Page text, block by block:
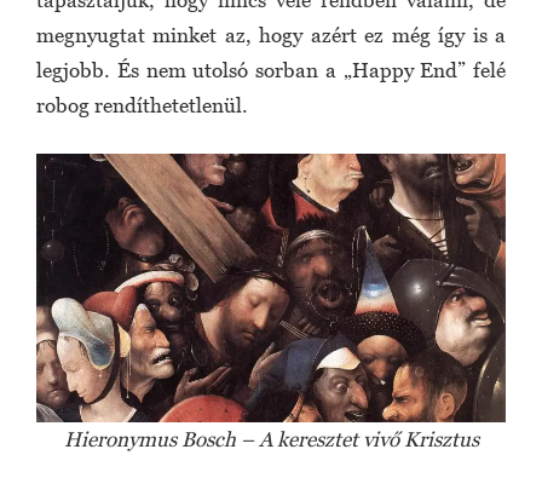
megnyugtat minket az, hogy azért ez még így is a
legjobb. És nem utolsó sorban a „Happy End” felé
robog rendíthetetlenül.
Hieronymus Bosch – A keresztet vivő Krisztus